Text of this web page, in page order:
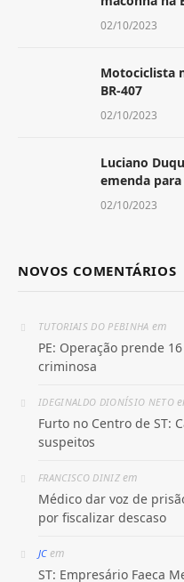
02/10/2023
Motociclista
BR-407
02/10/2023
Luciano
emenda para
02/10/2023
NOVOS COMENTÁRIOS
TUTORIAIS DO PEBINHA em
PE: Operação prende
criminosa
IDEGINALDO DIONÍSIO NETO
Furto no Centro de ST:
suspeitos
FRANCISCO DINIZem
Médico dar voz de
por fiscalizar descaso
JCem
ST: Empresário Faeca